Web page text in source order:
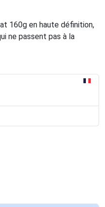
160g en haute définition,
ne passent pas à la